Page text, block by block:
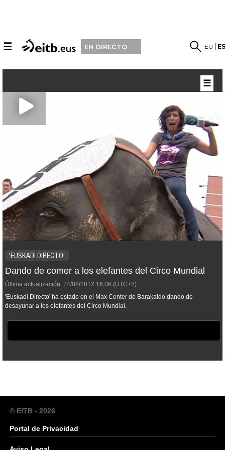
☰ EN DIRECTO EU
'EUSKADI DIRECTO'
Dando de comer a los elefantes del Circo Mundial
Última actualización: 24/08/2012 16:06 (UTC+2)
'Euskadi Directo' ha estado en el Max Center de Barakaldo dando de
desayunar a los elefantes del Circo Mundial.
☰
© EITB - 2026
Portal de Privacidad